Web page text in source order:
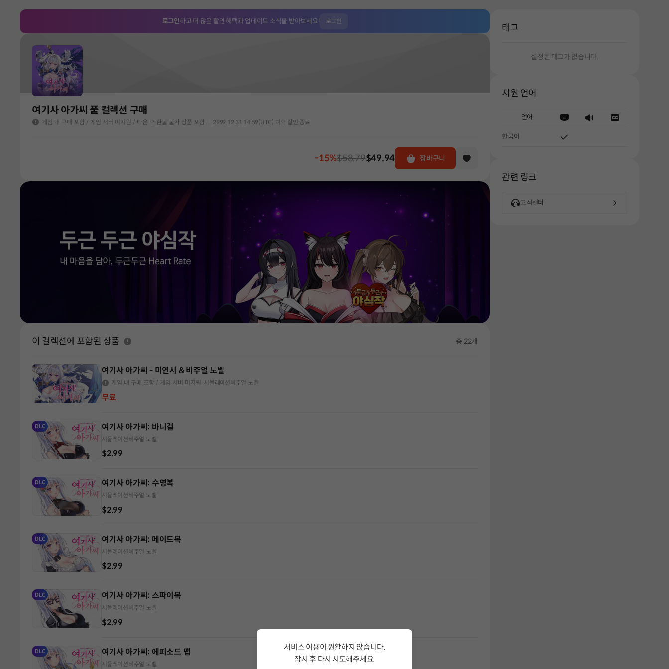
로그인하고 더 많은 할인 혜택과 업데이트 소식을 받아보세요! 로그인
여기사 아가씨 풀 컬렉션 구매
게임 내 구매 포함 / 게임 서버 미지원 / 다운 후 환불 불가 상품 포함 2999.12.31 14:59(UTC) 이후 할인 종료
-15%$58.79$49.94 장바구니
이 컬렉션에 포함된 상품 총 22개
여기사 아가씨 - 미연시 & 비주얼 노벨
게임 내 구매 포함 / 게임 서버 미지원 시뮬레이션 비주얼 노벨
무료
DLC 여기사 아가씨: 바니걸
시뮬레이션 비주얼 노벨
$2.99
DLC 여기사 아가씨: 수영복
시뮬레이션 비주얼 노벨
$2.99
DLC 여기사 아가씨: 메이드복
시뮬레이션 비주얼 노벨
$2.99
DLC 여기사 아가씨: 스파이복
시뮬레이션 비주얼 노벨
$2.99
DLC 여기사 아가씨: 에피소드 맵
시뮬레이션 비주얼 노벨
태그
설정된 태그가 없습니다.
지원 언어
언어
한국어
관련 링크
고객센터
서비스 이용이 원활하지 않습니다.
잠시 후 다시 시도해주세요.